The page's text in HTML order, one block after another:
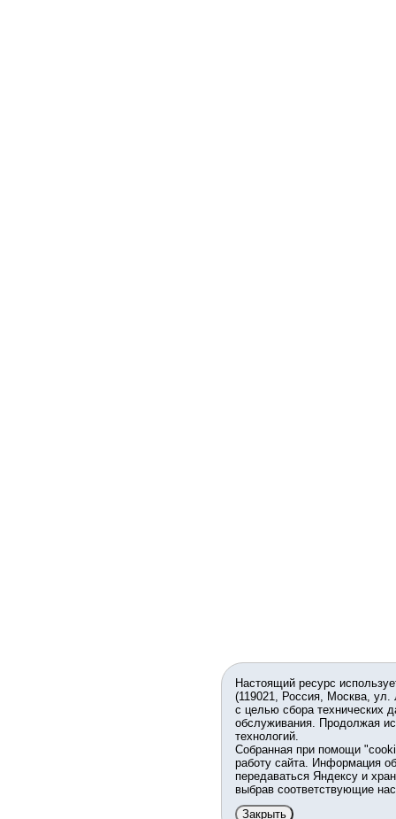
Настоящий ресурс
(119021, Россия, Москва,
с целью сбора технических
обслуживания. Продолжая
технологий.
Собранная при помощи
работу сайта. Информация
передаваться Яндексу и
выбрав соответствующие
Закрыть